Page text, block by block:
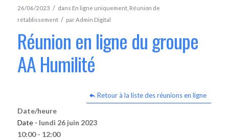
26/06/2023 / dans En ligne uniquement, Réunion de
rétablissement / parAdmin Digital
Réunion en ligne du groupe
AA Humilité
Retour à la liste des réunions en ligne
Date/heure
Date - lundi 26 juin 2023
10:00 - 12:00